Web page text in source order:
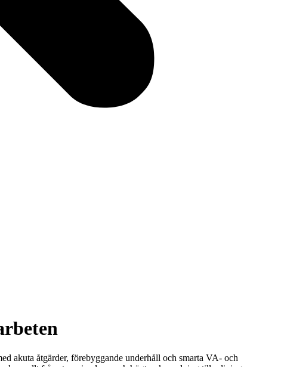
akuta åtgärder, förebyggande underhåll och smarta VA- och